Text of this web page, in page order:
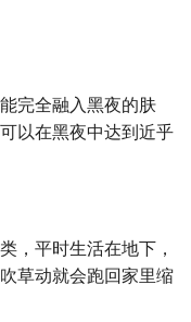
完全融入黑夜的肤
以在黑夜中达到近乎
，平时生活在地下，
草动就会跑回家里缩